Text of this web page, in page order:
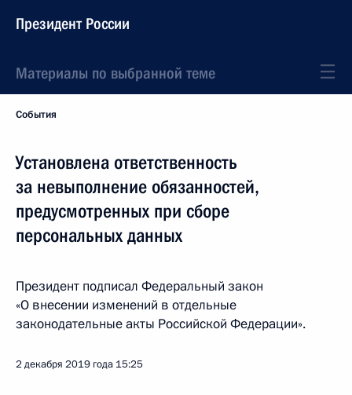
Президент России
Материалы по выбранной теме
События
Установлена ответственность
за невыполнение обязанностей,
предусмотренных при сборе
персональных данных
Президент подписал Федеральный закон
«О внесении изменений в отдельные
законодательные акты Российской Федерации».
2 декабря 2019 года 15:25